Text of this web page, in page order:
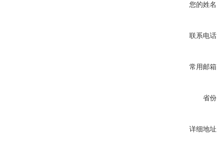
您的姓名
联系电话
常用邮箱
省份
详细地址